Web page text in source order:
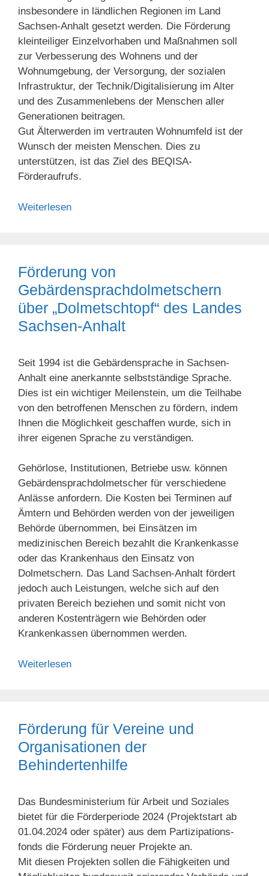
insbesondere in ländlichen Regionen im Land
Sachsen-Anhalt gesetzt werden. Die Förderung
kleinteiliger Einzelvorhaben und Maßnahmen soll
zur Verbesserung des Wohnens und der
Wohnumgebung, der Versorgung, der sozialen
Infrastruktur, der Technik/Digitalisierung im Alter
und des Zusammenlebens der Menschen aller
Generationen beitragen.
Gut Älterwerden im vertrauten Wohnumfeld ist der
Wunsch der meisten Menschen. Dies zu
unterstützen, ist das Ziel des BEQISA-
Förderaufrufs.
Weiterlesen
Förderung von
Gebärdensprachdolmetschern
über „Dolmetschtopf“ des Landes
Sachsen-Anhalt
Seit 1994 ist die Gebärdensprache in Sachsen-
Anhalt eine anerkannte selbstständige Sprache.
Dies ist ein wichtiger Meilenstein, um die Teilhabe
von den betroffenen Menschen zu fördern, indem
Ihnen die Möglichkeit geschaffen wurde, sich in
ihrer eigenen Sprache zu verständigen.
Gehörlose, Institutionen, Betriebe usw. können
Gebärdensprachdolmetscher für verschiedene
Anlässe anfordern. Die Kosten bei Terminen auf
Ämtern und Behörden werden von der jeweiligen
Behörde übernommen, bei Einsätzen im
medizinischen Bereich bezahlt die Krankenkasse
oder das Krankenhaus den Einsatz von
Dolmetschern. Das Land Sachsen-Anhalt fördert
jedoch auch Leistungen, welche sich auf den
privaten Bereich beziehen und somit nicht von
anderen Kostenträgern wie Behörden oder
Krankenkassen übernommen werden.
Weiterlesen
Förderung für Vereine und
Organisationen der
Behindertenhilfe
Das Bundesministerium für Arbeit und Soziales
bietet für die Förderperiode 2024 (Projektstart ab
01.04.2024 oder später) aus dem Partizipations­
fonds die Förderung neuer Projekte an.
Mit diesen Projekten sollen die Fähigkeiten und